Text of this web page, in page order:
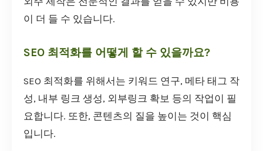
이 더 들 수 있습니다.
SEO 최적화를 어떻게 할 수 있을까요?
SEO 최적화를 위해서는 키워드 연구, 메타 태그 작
성, 내부 링크 생성, 외부링크 확보 등의 작업이 필
요합니다. 또한, 콘텐츠의 질을 높이는 것이 핵심
입니다.